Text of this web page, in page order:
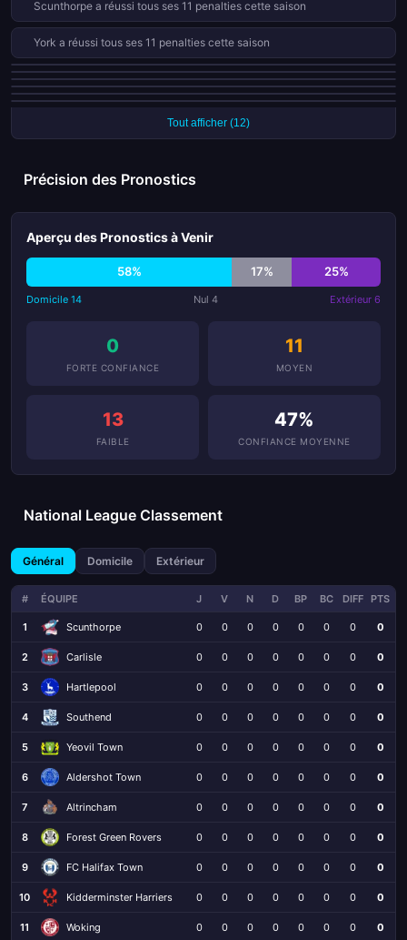
Scunthorpe a réussi tous ses 11 penalties cette saison
York a réussi tous ses 11 penalties cette saison
Carlisle ont réalisé 3 matchs consécutifs sans encaisser de but
Morecambe ont encaissé un but lors de chacun de leurs 9 derniers
matchs
Boreham Wood ont réalisé 3 matchs consécutifs sans encaisser de but
Carlisle restent invaincus lors de leurs 5 derniers matchs de championnat
Aldershot Town a reçu 10 cartons rouges cette saison en 46 matchs
Tout afficher (12)
Précision des Pronostics
Aperçu des Pronostics à Venir
58% 17% 25%
Domicile 14 Nul 4 Extérieur 6
0
FORTE CONFIANCE
11
MOYEN
13
FAIBLE
47%
CONFIANCE MOYENNE
National League Classement
Général Domicile Extérieur
# ÉQUIPE J V N D BP BC DIFF PTS
1 Scunthorpe 0 0 0 0 0 0 0 0
2 Carlisle 0 0 0 0 0 0 0 0
3 Hartlepool 0 0 0 0 0 0 0 0
4 Southend 0 0 0 0 0 0 0 0
5 Yeovil Town 0 0 0 0 0 0 0 0
6 Aldershot Town 0 0 0 0 0 0 0 0
7 Altrincham 0 0 0 0 0 0 0 0
8 Forest Green Rovers 0 0 0 0 0 0 0 0
9 FC Halifax Town 0 0 0 0 0 0 0 0
10 Kidderminster Harriers 0 0 0 0 0 0 0 0
11 Woking 0 0 0 0 0 0 0 0